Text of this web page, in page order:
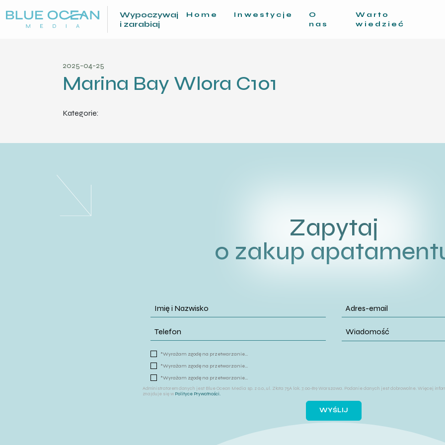
Wypoczywaj
i zarabiaj
Home Inwestycje
O
nas
Warto
wiedzieć
2025-04-25
Marina Bay Wlora C101
Kategorie:
Zapytaj
o zakup
*Wyrażam zgodę na przetwarzanie...
*Wyrażam zgodę na przetwarzanie...
*Wyrażam zgodę na przetwarzanie...
Administratorem danych jest Blue Ocean Media sp. z o.o., ul. Złota 75A lok. 7, 00-819 Warszawa. Podanie danych jest dobrowolne. Więcej
znajduje się w Polityce Prywatności.